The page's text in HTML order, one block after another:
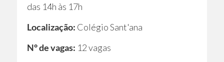
das 14h às 17h
Localização: Colégio Sant'ana
N° de vagas: 12 vagas